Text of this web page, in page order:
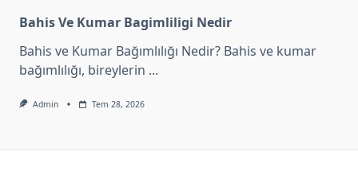
Bahis Ve Kumar Bagimliligi Nedir
Bahis ve Kumar Bağımlılığı Nedir? Bahis ve kumar
bağımlılığı, bireylerin ...
Admin Tem 28, 2026